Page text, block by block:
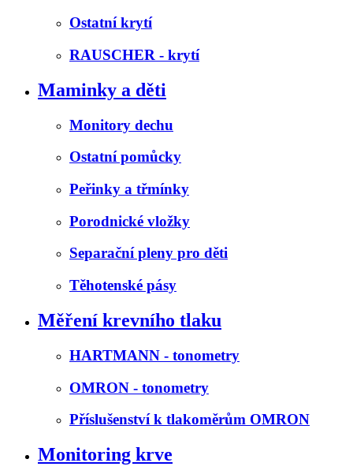
Ostatní krytí
RAUSCHER - krytí
Maminky a děti
Monitory dechu
Ostatní pomůcky
Peřinky a třmínky
Porodnické vložky
Separační pleny pro děti
Těhotenské pásy
Měření krevního tlaku
HARTMANN - tonometry
OMRON - tonometry
Příslušenství k tlakoměrům OMRON
Monitoring krve